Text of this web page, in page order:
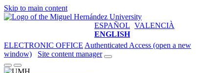
Skip to main content
ESPAÑOL VALENCIÀ
ENGLISH
ELECTRONIC OFFICE Authenticated Access (open a new
window)
Site content manager